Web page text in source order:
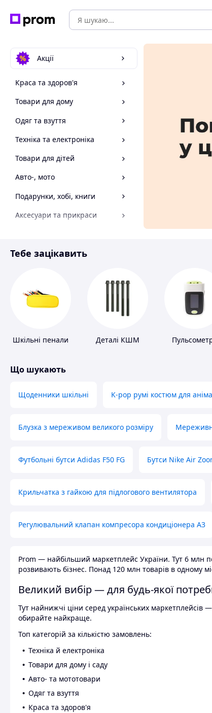
Акції
Краса та здоров'я
Товари для дому
Одяг та взуття
Техніка та електроніка
Товари для дітей
Авто-, мото
Подарунки, хобі, книги
Аксесуари та прикраси
Спорт і відпочинок
Тебе зацікавить
Шкільні пенали Деталі КШМ
Що шукають
Щоденники шкільні K-pop румі костюм для
Блузка з мереживом великого розміру
Футбольні бутси Adidas F50 FG Бутси Nike Air
Крильчатка з гайкою для підлогового вентилятора
Регулювальний клапан компресора кондиціонера А3
Prom — найбільший маркетплейс України. Тут 6 млн
розвивають бізнес. Понад 120 млн товарів в одному
Великий вибір — для будь-якої
Тут найнижчі ціни серед українських маркетплейсів
обирайте найкраще.
Топ категорій за кількістю замовлень:
Техніка й електроніка
Товари для дому і саду
Авто- та мототовари
Одяг та взуття
Краса та здоров'я